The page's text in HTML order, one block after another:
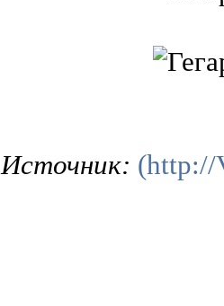
Источник: (http://